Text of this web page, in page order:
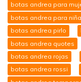
botas andrea para
botas andrea para niña
botas andrea pirlo
botas andrea quotes
botas andrea rojas
botas andrea rossi